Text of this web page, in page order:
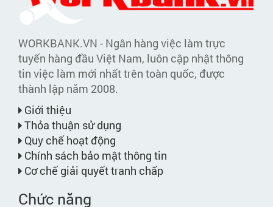
WORKBANK.VN - Ngân hàng việc làm trực
tuyến hàng đầu Việt Nam, luôn cập nhật thông
tin việc làm mới nhất trên toàn quốc, được
thành lập năm 2008.
Giới thiệu
Thỏa thuận sử dụng
Quy chế hoạt động
Chính sách bảo mật thông tin
Cơ chế giải quyết tranh chấp
Chức năng